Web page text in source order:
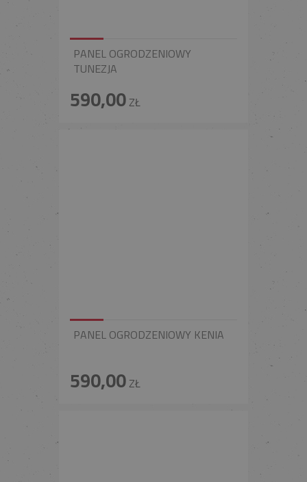
PANEL OGRODZENIOWY
TUNEZJA
590,00ZŁ
PANEL OGRODZENIOWY KENIA
590,00ZŁ